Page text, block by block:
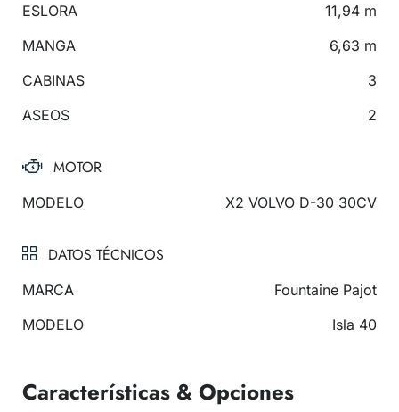
ESLORA
11,94 m
MANGA
6,63 m
CABINAS
3
ASEOS
2
MOTOR
MODELO X2 VOLVO D-30 30CV
DATOS TÉCNICOS
MARCA
Fountaine Pajot
MODELO
Isla 40
Características & Opciones